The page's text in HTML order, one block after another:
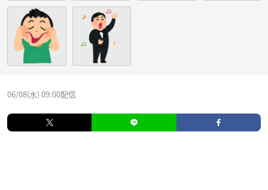
06/08(水) 09:00配信